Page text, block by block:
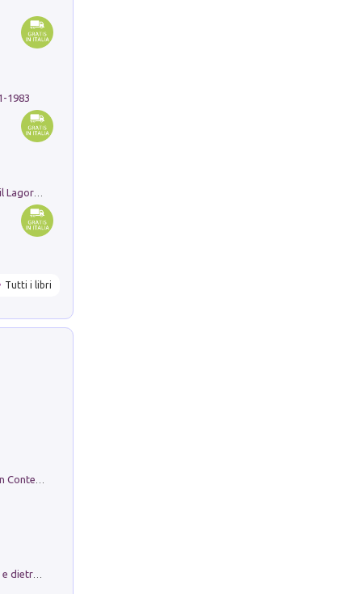
1983
Tutti i libri
in alto! Livello A1. Con CD-Audio. Con Contenuto digitale per accesso on line